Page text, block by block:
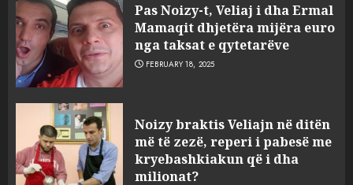
Pas Noizy-t, Veliaj i dha Ermal
Mamaqit dhjetëra mijëra euro
nga taksat e qytetarëve
FEBRUARY 18, 2025
Noizy braktis Veliajn në ditën
më të zezë, reperi i pabesë me
kryebashkiakun që i dha
milionat?
sulmuan “One Albania”,
ngjarja u fsheh. A u vodhën
serverat?
MARCH 25, 2025